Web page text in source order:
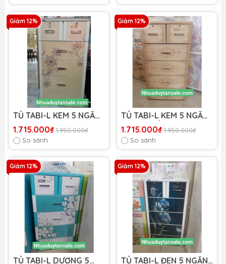
Giảm 12%
TỦ TABI-L KEM 5 NGĂN
( HOA TULIP )DUY TÂN
1.715.000₫ 1.950.000₫
So sánh
Giảm 12%
TỦ TABI-L KEM 5 NGĂN
CHẠM KHẮC DUY TÂN
1.715.000₫ 1.950.000₫
So sánh
Giảm 12%
TỦ TABI-L DƯƠNG 5
Giảm 12%
TỦ TABI-L ĐEN 5 NGĂN